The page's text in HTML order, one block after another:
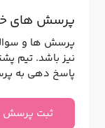
پرسش های
پرسش ها و
نیز باشد. تیم
پاسخ دهی به
ثبت پرسش